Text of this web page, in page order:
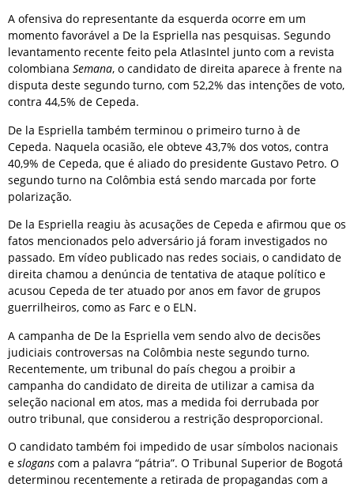
A ofensiva do representante da esquerda ocorre em um
momento favorável a De la Espriella nas pesquisas. Segundo
levantamento recente feito pela AtlasIntel junto com a revista
colombiana Semana, o candidato de direita aparece à frente na
disputa deste segundo turno, com 52,2% das intenções de voto,
contra 44,5% de Cepeda.
De la Espriella também terminou o primeiro turno à de
Cepeda. Naquela ocasião, ele obteve 43,7% dos votos, contra
40,9% de Cepeda, que é aliado do presidente Gustavo Petro. O
segundo turno na Colômbia está sendo marcada por forte
polarização.
De la Espriella reagiu às acusações de Cepeda e afirmou que os
fatos mencionados pelo adversário já foram investigados no
passado. Em vídeo publicado nas redes sociais, o candidato de
direita chamou a denúncia de tentativa de ataque político e
acusou Cepeda de ter atuado por anos em favor de grupos
guerrilheiros, como as Farc e o ELN.
A campanha de De la Espriella vem sendo alvo de decisões
judiciais controversas na Colômbia neste segundo turno.
Recentemente, um tribunal do país chegou a proibir a
campanha do candidato de direita de utilizar a camisa da
seleção nacional em atos, mas a medida foi derrubada por
outro tribunal, que considerou a restrição desproporcional.
O candidato também foi impedido de usar símbolos nacionais
e slogans com a palavra “pátria”. O Tribunal Superior de Bogotá
determinou recentemente a retirada de propagandas com a